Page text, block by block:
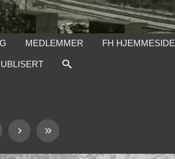
MEDLEMMER FH HJEMMESIDE